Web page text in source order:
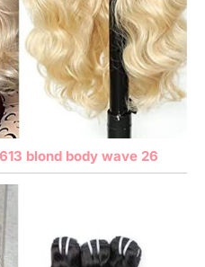
blond body wave 26